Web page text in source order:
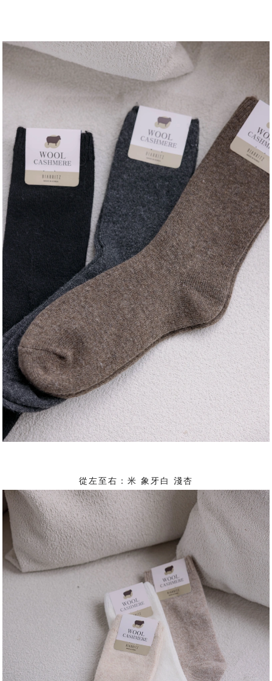
從左至右：米 象牙白 淺杏